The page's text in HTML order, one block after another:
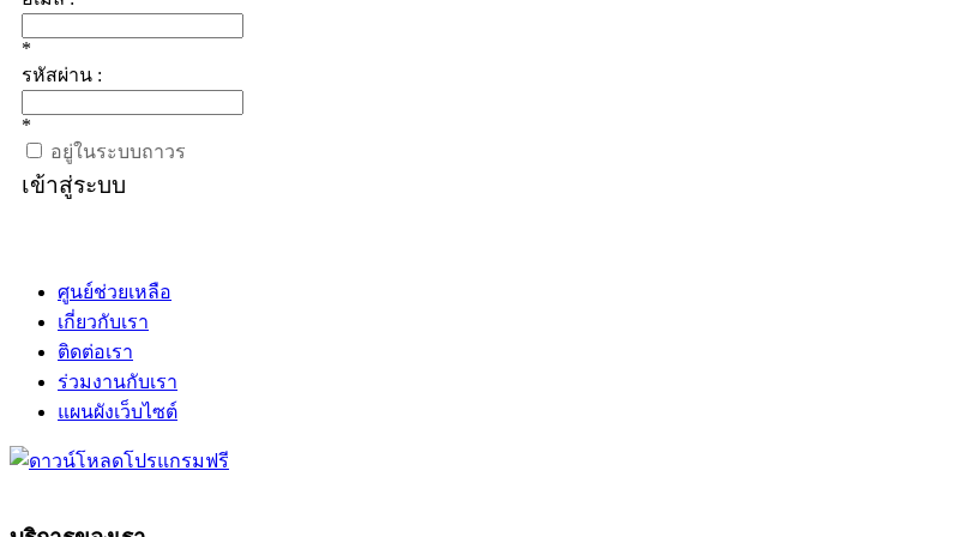
*
รหัสผ่าน :
*
อยู่ในระบบถาวร
เข้าสู่ระบบ
ศูนย์ช่วยเหลือ
เกี่ยวกับเรา
ติดต่อเรา
ร่วมงานกับเรา
แผนผังเว็บไซต์